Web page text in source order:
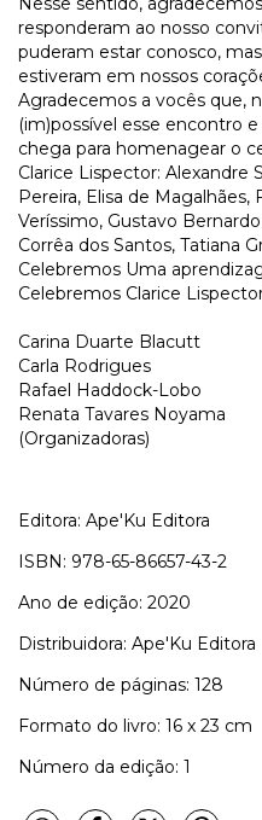
responderam ao nosso
puderam estar conosco,
estiveram em nossos
Agradecemos a vocês que,
(im)possível esse encontro
chega para homenagear o
Clarice Lispector: Alexandre
Pereira, Elisa de Magalhães,
Veríssimo, Gustavo
Corrêa dos Santos, Tatiana
Celebremos Uma
Celebremos Clarice
Carina Duarte Blacutt
Carla Rodrigues
Rafael Haddock-Lobo
Renata Tavares Noyama
(Organizadoras)
Editora: Ape'Ku Editora
ISBN: 978-65-86657-43-2
Ano de edição: 2020
Distribuidora: Ape'Ku Editora
Número de páginas: 128
Formato do livro: 16 x 23 cm
Número da edição: 1